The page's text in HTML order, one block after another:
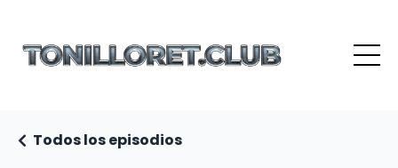
Todos los episodios